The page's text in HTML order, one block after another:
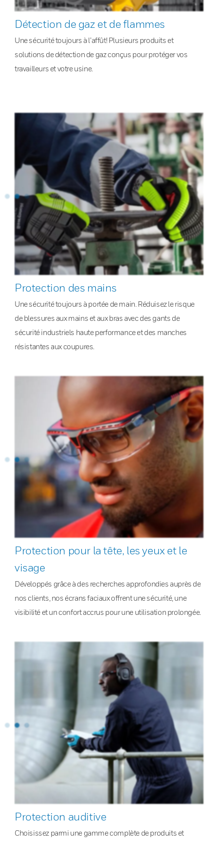
Détection de gaz et de flammes
Une sécurité toujours à l’affût! Plusieurs produits et
solutions de détection de gaz conçus pour protéger vos
travailleurs et votre usine.
Protection des mains
Une sécurité toujours à portée de main. Réduisez le risque
de blessures aux mains et aux bras avec des gants de
sécurité industriels haute performance et des manches
résistantes aux coupures.
Protection pour la tête, les yeux et le
visage
Développés grâce à des recherches approfondies auprès de
nos clients, nos écrans faciaux offrent une sécurité, une
visibilité et un confort accrus pour une utilisation prolongée.
Protection auditive
Choisissez parmi une gamme complète de produits et